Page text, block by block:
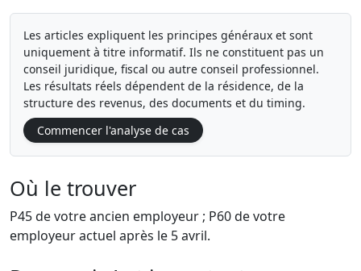
Les articles expliquent les principes généraux et sont
uniquement à titre informatif. Ils ne constituent pas un
conseil juridique, fiscal ou autre conseil professionnel.
Les résultats réels dépendent de la résidence, de la
structure des revenus, des documents et du timing.
Commencer l'analyse de cas
Où le trouver
P45 de votre ancien employeur ; P60 de votre
employeur actuel après le 5 avril.